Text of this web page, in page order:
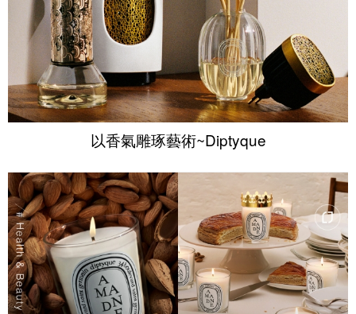
以香氣雕琢藝術~Diptyque